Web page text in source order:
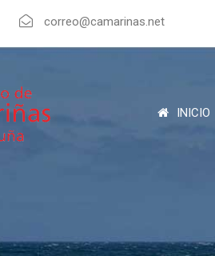
correo@camarinas.net
INICIO